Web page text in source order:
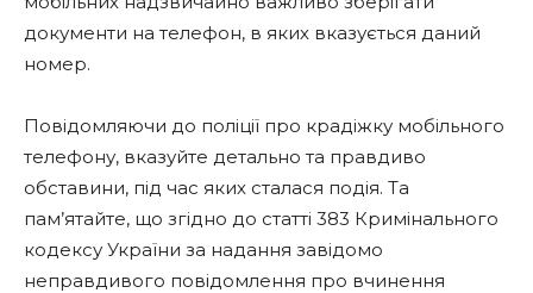
документи на телефон, в яких вказується даний
номер.
Повідомляючи до поліції про крадіжку мобільного
телефону, вказуйте детально та правдиво
обставини, під час яких сталася подія. Та
пам’ятайте, що згідно до статті 383 Кримінального
кодексу України за надання завідомо
неправдивого повідомлення про вчинення